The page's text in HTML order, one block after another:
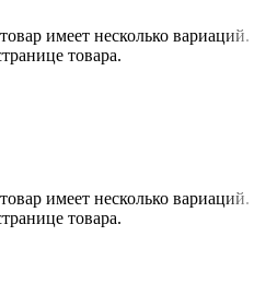
имеет несколько вариаций.
товара.
имеет несколько вариаций.
товара.